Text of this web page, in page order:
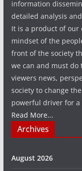
information
detailed analysis
It is a product of our
mindset of the
front of the society
we can and must
viewers news,
society to change
powerful driver for
Read More...
Archives
August 2026